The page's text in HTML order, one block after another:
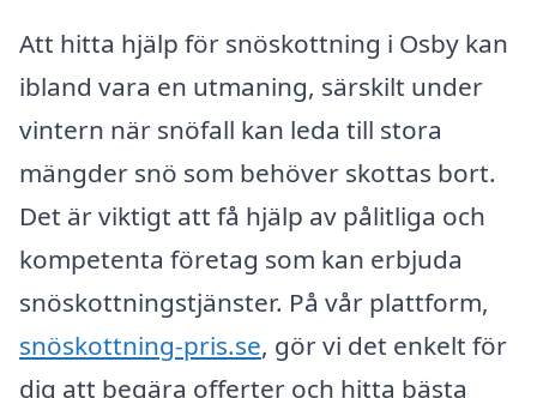
Att hitta hjälp för snöskottning i Osby kan
ibland vara en utmaning, särskilt under
vintern när snöfall kan leda till stora
mängder snö som behöver skottas bort.
Det är viktigt att få hjälp av pålitliga och
kompetenta företag som kan erbjuda
snöskottningstjänster. På vår plattform,
snöskottning-pris.se, gör vi det enkelt för
dig att begära offerter och hitta bästa